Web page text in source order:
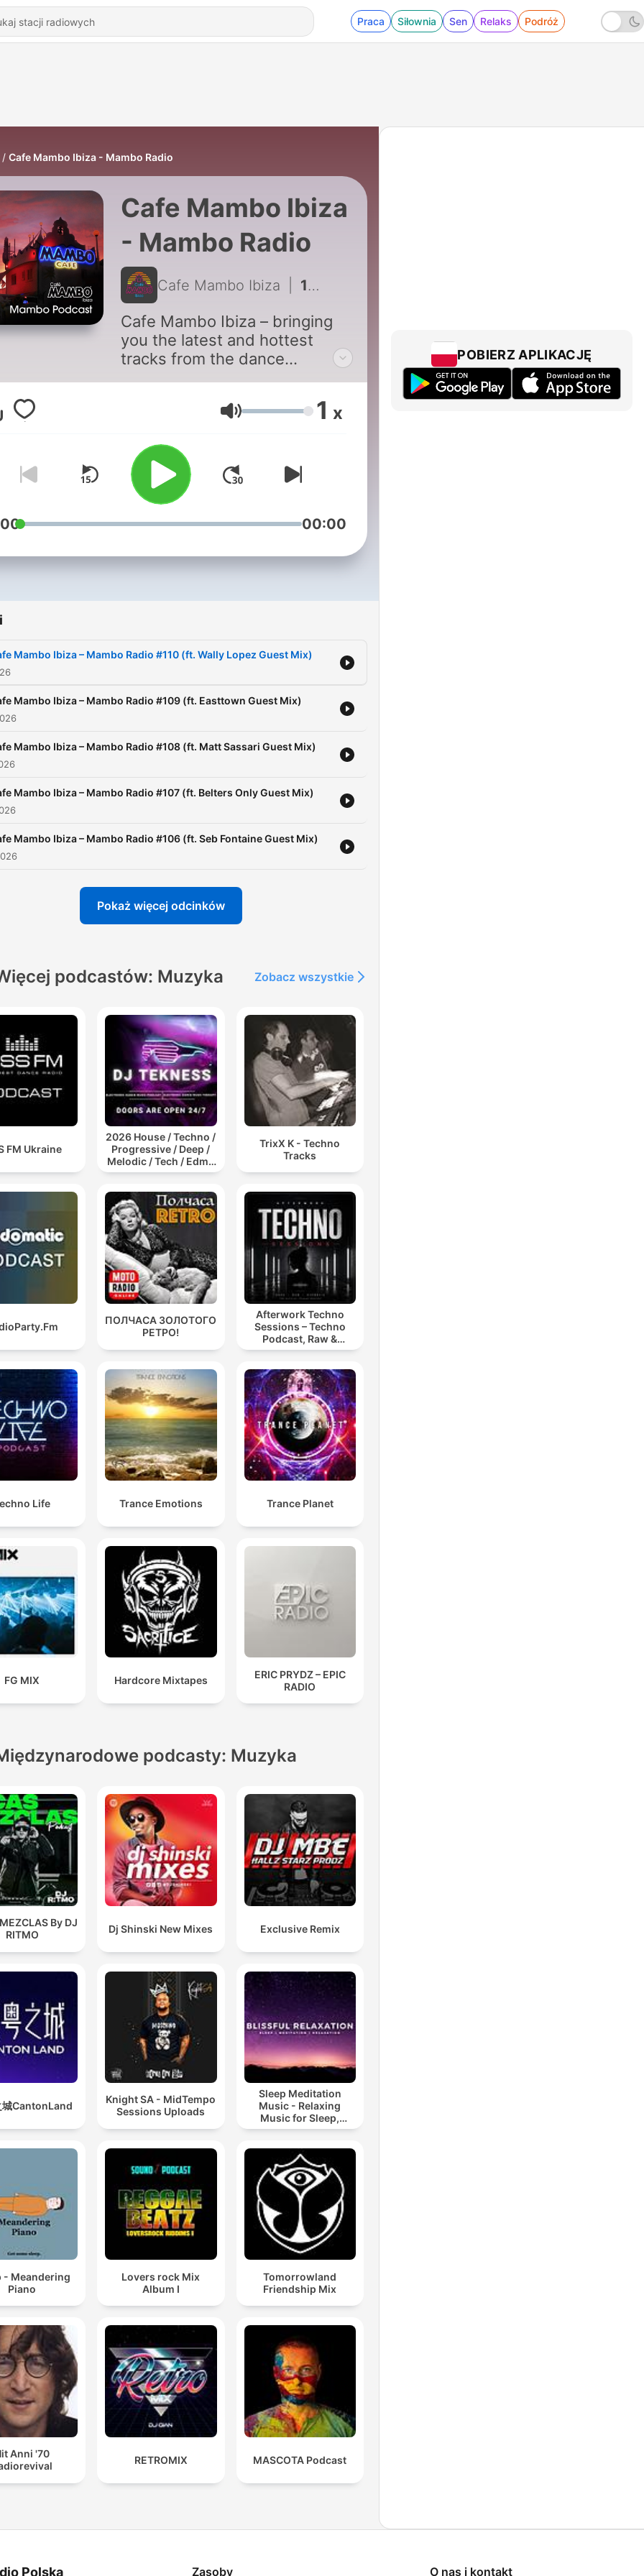
Praca Siłownia Sen Relaks Podróż
Cafe Mambo Ibiza - Mambo Radio
Cafe Mambo Ibiza
- Mambo Radio
Cafe Mambo Ibiza 186 - Cafe Mambo Ibiza – Mambo Radio #110 (ft. Wally Lopez Guest Mix)
Cafe Mambo Ibiza – bringing
you the latest and hottest
tracks from the dance
and Cafe Mambo customer
Tweet your music requests to
@mamboibiza. Follow us on
https://www.facebook.com/mamboibiza
and on Twitter
https://www.twitter.com/mamboibiza
Głośność 1 x
00:00
Mambo Ibiza – Mambo Radio #110 (ft. Wally Lopez Guest Mix)
Mambo Ibiza – Mambo Radio #109 (ft. Easttown Guest Mix)
Mambo Ibiza – Mambo Radio #108 (ft. Matt Sassari Guest Mix)
Mambo Ibiza – Mambo Radio #107 (ft. Belters Only Guest Mix)
Mambo Ibiza – Mambo Radio #106 (ft. Seb Fontaine Guest Mix)
Pokaż więcej odcinków
podcastów: Muzyka Zobacz wszystkie
FM Ukraine
2026 House / Techno /
Progressive / Deep /
Melodic / Tech / Edm /
Afro / ibiza DJ Mix /
Electronic Dance Musi
TrixX K - Techno
Tracks
ПОЛЧАСА ЗОЛОТОГО
РЕТРО!
Afterwork Techno
Sessions – Techno
Podcast, Raw &
Hypnotic Techno
Life Trance Emotions Trance Planet
FG MIX Hardcore Mixtapes
ERIC PRYDZ – EPIC
RADIO
podcasty: Muzyka
By DJ
RITMO
Dj Shinski New Mixes Exclusive Remix
城CantonLand
Knight SA - MidTempo
Sessions Uploads
Sleep Meditation
Music - Relaxing
Music for Sleep,
Meditation &
- Meandering
Piano
Lovers rock Mix
Album I
Tomorrowland
Friendship Mix
Anni '70
RETROMIX MASCOTA Podcast
POBIERZ APLIKACJĘ
Polska Zasoby O nas i kontakt